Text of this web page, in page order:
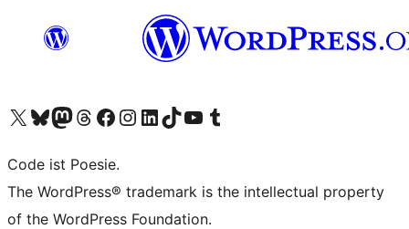
Das X-Konto (früher Twitter) von WordPress.org besuchen
Das Bluesky-Konto von WordPress.org besuchen
Das Mastodon-Konto von WordPress.org besuchen
Das Threads-Konto von WordPress.org besuchen
Die Facebook-Seite von WordPress.org besuchen
Das Instagram-Konto von WordPress.org besuchen
Das LinkedIn-Konto von WordPress.org besuchen
Das TikTok-Konto von WordPress.org besuchen
Den YouTube-Kanal von WordPress.org besuchen
Das Tumblr-Konto von WordPress.org besuchen
Code ist Poesie.
The WordPress® trademark is the intellectual property
of the WordPress Foundation.